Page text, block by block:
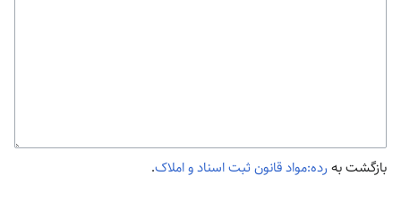
بازگشت به رده:مواد قانون ثبت اسناد و املاک.